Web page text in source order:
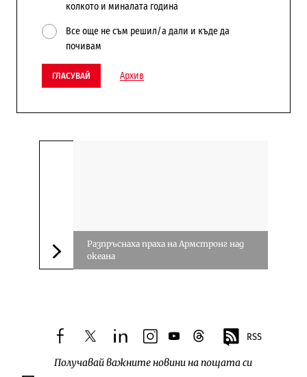
колкото и миналата година
Все още не съм решил/а дали и къде да
почивам
ГЛАСУВАЙ Архив
Следваща новина
Разпръснаха праха на Армстронг над
океана
facebooktwitterlinkedininstagram
youtubethreads RSS
Получавай важните новини на пощата си